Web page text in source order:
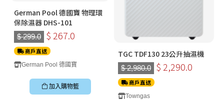
German Pool 德國寶 物理環
保除濕器 DHS-101
$ 299.0 $ 267.0
商戶直送
German Pool 德國寶
加入購物籃
TGC TDF130 23公升抽濕機
$ 2,980.0 $ 2,290.0
商戶直送
Towngas